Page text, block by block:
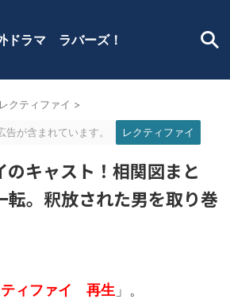
ドラマ ラバーズ！
レクティファイ >
が含まれています。 レクティファイ
のキャスト！相関図まと
転。釈放された男を取り巻
ティファイ 再生 」。